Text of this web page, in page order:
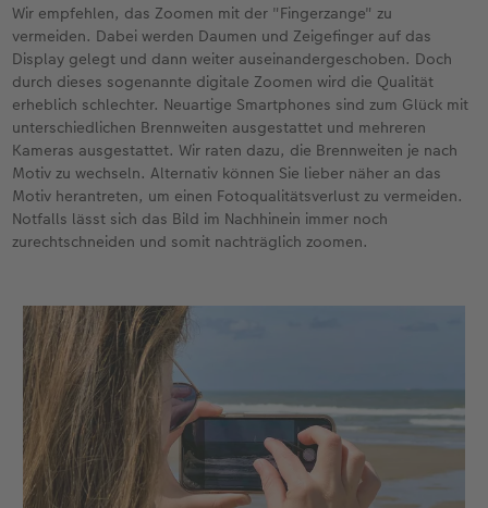
Wir empfehlen, das Zoomen mit der "Fingerzange" zu
vermeiden. Dabei werden Daumen und Zeigefinger auf das
Display gelegt und dann weiter auseinandergeschoben. Doch
durch dieses sogenannte digitale Zoomen wird die Qualität
erheblich schlechter. Neuartige Smartphones sind zum Glück mit
unterschiedlichen Brennweiten ausgestattet und mehreren
Kameras ausgestattet. Wir raten dazu, die Brennweiten je nach
Motiv zu wechseln. Alternativ können Sie lieber näher an das
Motiv herantreten, um einen Fotoqualitätsverlust zu vermeiden.
Notfalls lässt sich das Bild im Nachhinein immer noch
zurechtschneiden und somit nachträglich zoomen.